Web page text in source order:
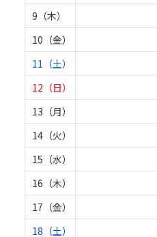
9（木）
10（金）
11（土）
12（日）
13（月）
14（火）
15（水）
16（木）
17（金）
18（土）